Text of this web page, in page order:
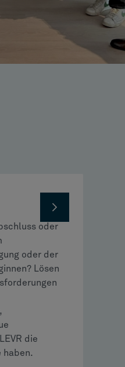
oder
oder der
Lösen
die
haben.